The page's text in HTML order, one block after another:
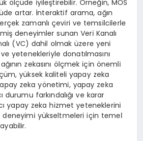
ölçüde iyileştirebilir. Örneğin, MOS
artar. İnteraktif arama, ağın
zamanlı çeviri ve temsilcilerle
deneyimler sunan Veri Kanalı
(VC) dahil olmak üzere yeni
yetenekleriyle donatılmasını
zekasını ölçmek için önemli
yüksek kaliteli yapay zeka
zeka yönetimi, yapay zeka
durumu farkındalığı ve karar
yapay zeka hizmet yeteneklerini
deneyimi yükseltmeleri için temel